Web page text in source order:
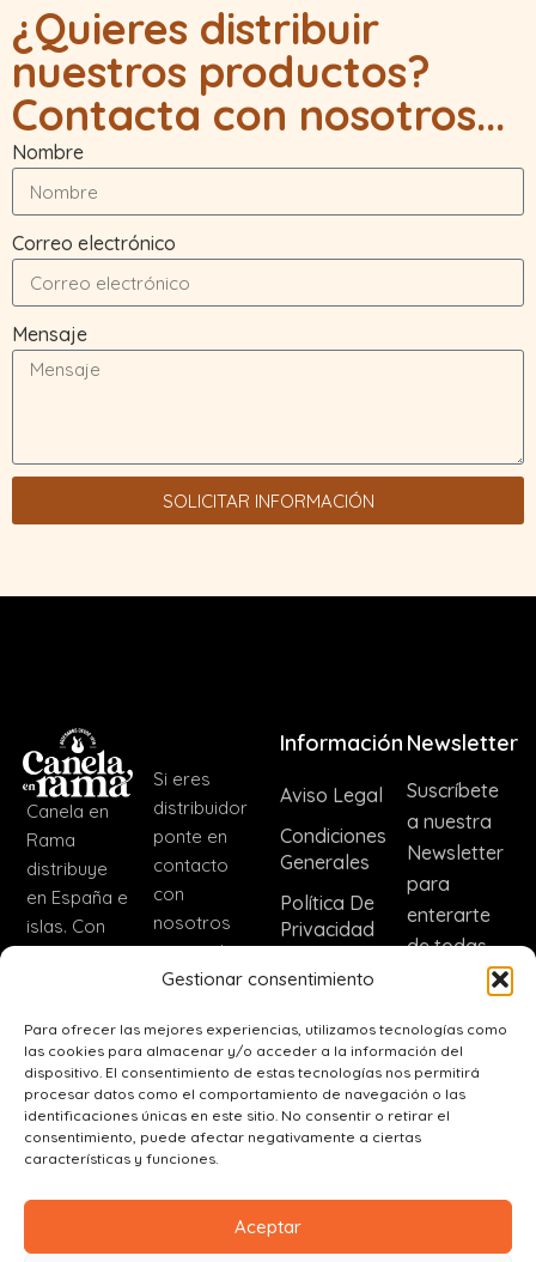
Gestionar consentimiento
Para ofrecer las mejores experiencias, utilizamos tecnologías como
las cookies para almacenar y/o acceder a la información del
dispositivo. El consentimiento de estas tecnologías nos permitirá
procesar datos como el comportamiento de navegación o las
identificaciones únicas en este sitio. No consentir o retirar el
consentimiento, puede afectar negativamente a ciertas
características y funciones.
Aceptar
¿Quieres distribuir
nuestros productos?
Contacta con nosotros...
Nombre
Correo electrónico
Mensaje
SOLICITAR INFORMACIÓN
Canela en
Rama
distribuye
en España e
islas. Con
fuera de
España
(+34)
625 80
47 98
Si eres
distribuidor
ponte en
contacto
con
nosotros
para incluir
nuestros
Dirección
C. Real, 56,
45110
Ajofrín,
Información
Aviso Legal
Condiciones
Generales
Política De
Privacidad
Política De
Newsletter
Suscríbete
a nuestra
Newsletter
para
enterarte
de todas
las noticias
empresa.